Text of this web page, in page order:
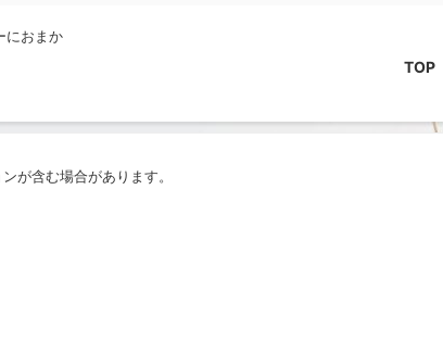
におまか
TOP
が含む場合があります。